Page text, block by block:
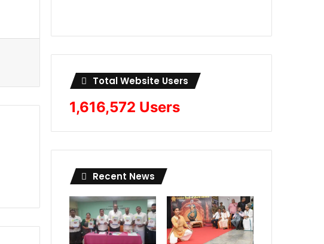
Total Website Users
1,616,572 Users
Recent News